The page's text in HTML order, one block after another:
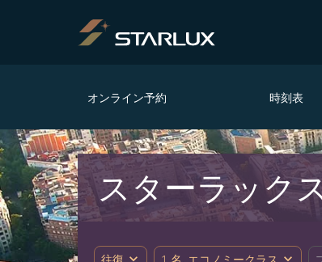
オンライン予約 時刻表
スターラック
往復 expand_more 1 名, エコノミークラス expand_more